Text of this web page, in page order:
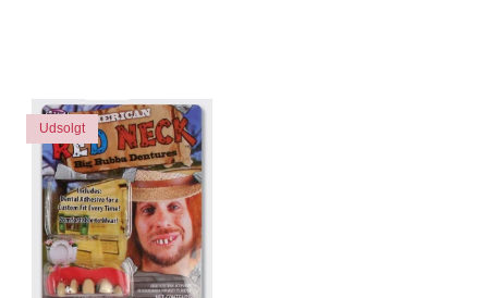
Udsolgt